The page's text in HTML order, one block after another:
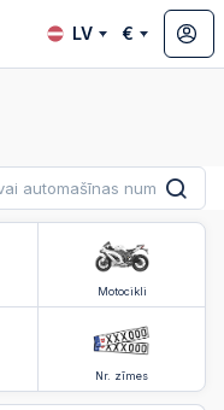
LV €
Motocikli
Nr. zīmes